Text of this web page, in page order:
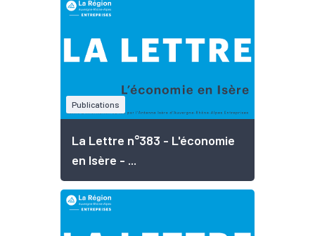
Publications
La Lettre n°383 - L'économie
en Isère - ...